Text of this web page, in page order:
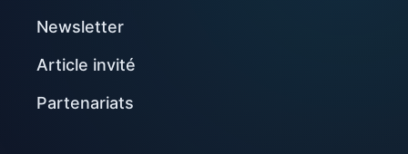
Newsletter
Article invité
Partenariats